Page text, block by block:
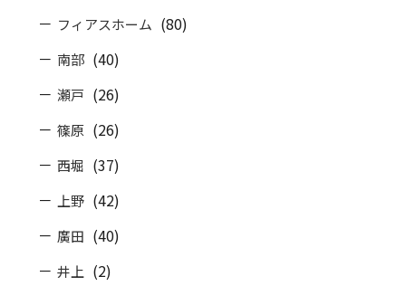
フィアスホーム (80)
南部 (40)
瀬戸 (26)
篠原 (26)
西堀 (37)
上野 (42)
廣田 (40)
井上 (2)